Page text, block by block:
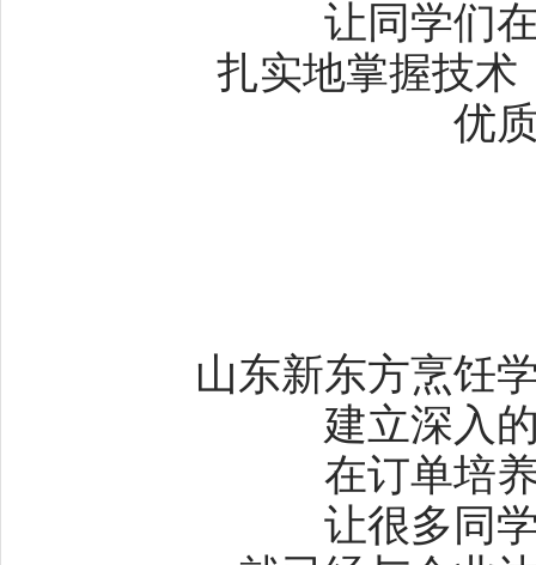
让同学们
扎实地掌握技术
优
山东新东方烹饪
建立深入
在订单培
让很多同